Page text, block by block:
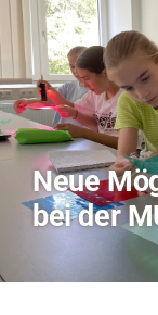
TVO
zu KI in